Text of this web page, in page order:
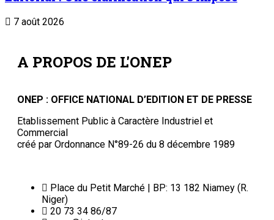
7 août 2026
A PROPOS DE L'ONEP
ONEP : OFFICE NATIONAL D’EDITION ET DE PRESSE
Etablissement Public à Caractère Industriel et
Commercial
créé par Ordonnance N°89-26 du 8 décembre 1989
Place du Petit Marché | BP: 13 182 Niamey (R.
Niger)
20 73 34 86/87